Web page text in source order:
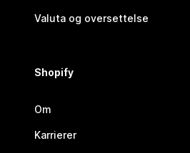
Valuta og oversettelse
Shopify
Om
Karrierer